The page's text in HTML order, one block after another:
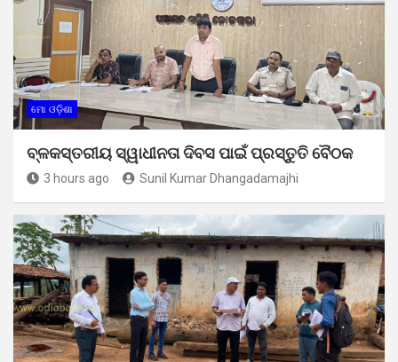
ମୋ ଓଡ଼ିଶା
ବ୍ଳକସ୍ତରୀୟ ସ୍ୱାଧୀନତା ଦିବସ ପାଇଁ ପ୍ରସ୍ତୁତି ବୈଠକ
3 hours ago Sunil Kumar Dhangadamajhi